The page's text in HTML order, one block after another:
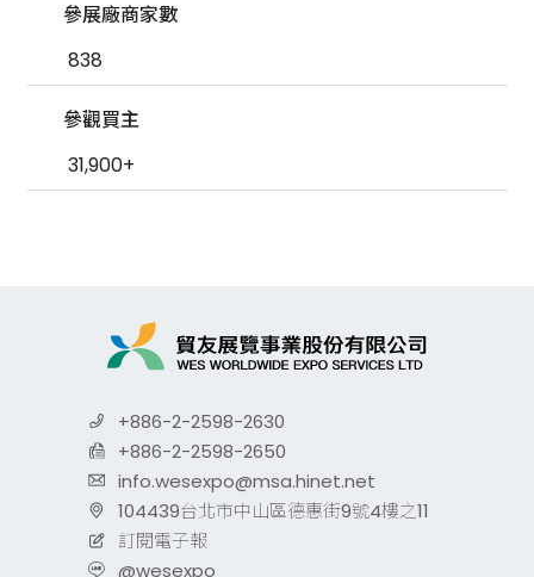
參展廠商家數
838
參觀買主
31,900+
+886-2-2598-2630
+886-2-2598-2650
info.wesexpo@msa.hinet.net
104439台北市中山區德惠街9號4樓之11
訂閱電子報
@wesexpo